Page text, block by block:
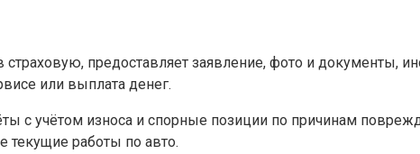
предоставляет заявление, фото и документы,
или выплата денег.
с учётом износа и спорные позиции по причинам
текущие работы по авто.